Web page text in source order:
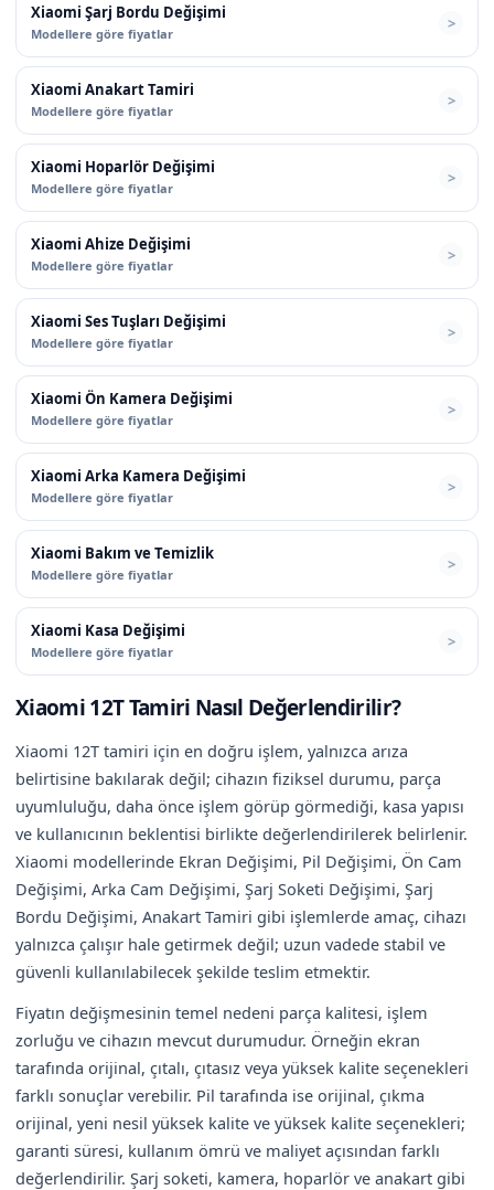
Xiaomi Şarj Bordu Değişimi
Modellere göre fiyatlar
Xiaomi Anakart Tamiri
Modellere göre fiyatlar
Xiaomi Hoparlör Değişimi
Modellere göre fiyatlar
Xiaomi Ahize Değişimi
Modellere göre fiyatlar
Xiaomi Ses Tuşları Değişimi
Modellere göre fiyatlar
Xiaomi Ön Kamera Değişimi
Modellere göre fiyatlar
Xiaomi Arka Kamera Değişimi
Modellere göre fiyatlar
Xiaomi Bakım ve Temizlik
Modellere göre fiyatlar
Xiaomi Kasa Değişimi
Modellere göre fiyatlar
Xiaomi 12T Tamiri Nasıl Değerlendirilir?
Xiaomi 12T tamiri için en doğru işlem, yalnızca arıza
belirtisine bakılarak değil; cihazın fiziksel durumu, parça
uyumluluğu, daha önce işlem görüp görmediği, kasa yapısı
ve kullanıcının beklentisi birlikte değerlendirilerek belirlenir.
Xiaomi modellerinde Ekran Değişimi, Pil Değişimi, Ön Cam
Değişimi, Arka Cam Değişimi, Şarj Soketi Değişimi, Şarj
Bordu Değişimi, Anakart Tamiri gibi işlemlerde amaç, cihazı
yalnızca çalışır hale getirmek değil; uzun vadede stabil ve
güvenli kullanılabilecek şekilde teslim etmektir.
Fiyatın değişmesinin temel nedeni parça kalitesi, işlem
zorluğu ve cihazın mevcut durumudur. Örneğin ekran
tarafında orijinal, çıtalı, çıtasız veya yüksek kalite seçenekleri
farklı sonuçlar verebilir. Pil tarafında ise orijinal, çıkma
orijinal, yeni nesil yüksek kalite ve yüksek kalite seçenekleri;
garanti süresi, kullanım ömrü ve maliyet açısından farklı
değerlendirilir. Şarj soketi, kamera, hoparlör ve anakart gibi